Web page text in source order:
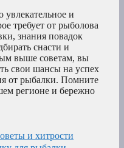
увлекательное и
требует от рыболова
знания повадок
снасти и
выше советам, вы
свои шансы на успех
от рыбалки. Помните
регионе и бережно
и хитрости